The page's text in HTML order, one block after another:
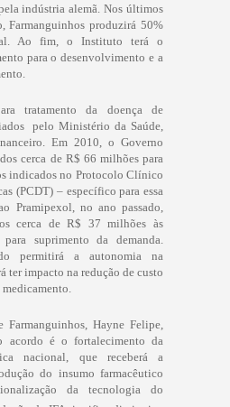
indústria alemã. Nos últimos
Farmanguinhos produzirá 50%
Ao fim, o Instituto terá o
para o desenvolvimento e a
tratamento da doença de
pelo Ministério da Saúde,
Em 2010, o Governo
cerca de R$ 66 milhões para
indicados no Protocolo Clínico
(PCDT) – específico para essa
Pramipexol, no ano passado,
cerca de R$ 37 milhões às
suprimento da demanda.
permitirá a autonomia na
ter impacto na redução de custo
Hayne Felipe,
acordo é o fortalecimento da
nacional, que receberá a
do insumo farmacêutico
da tecnologia do